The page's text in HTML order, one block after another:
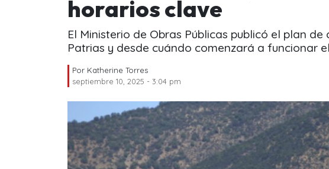
horarios clave
El Ministerio de Obras Públicas publicó el plan
Patrias y desde cuándo comenzará a funcionar
Por Katherine Torres
septiembre 10, 2025 - 3:04 pm